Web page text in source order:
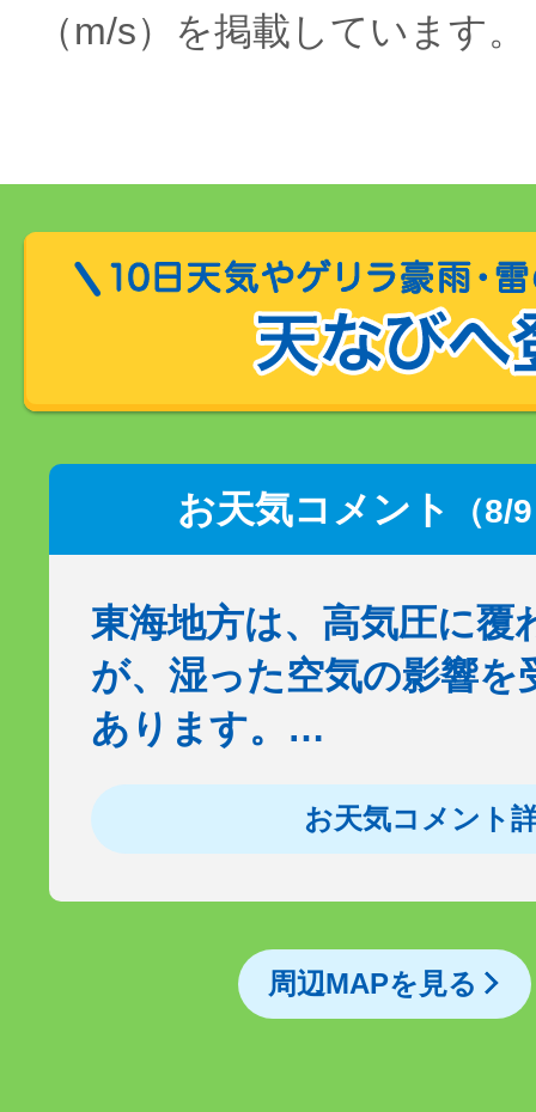
（m/s）を掲載しています。
お天気コメント （8/
東海地方は、高気圧に覆
が、湿った空気の影響を
あります。…
お天気コメント
周辺MAPを見る